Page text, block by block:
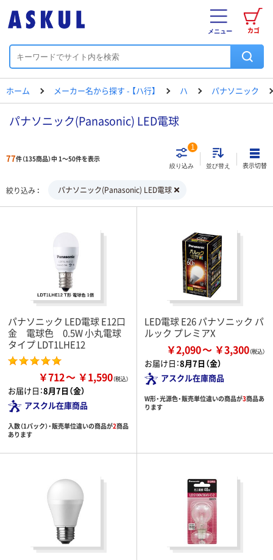
カゴ
メニュー
ホーム メーカー名から探す - 【ハ行】 ハ パナソニック
パナソニック(Panasonic) LED電球
77件（135商品）中 1～50件を表示
絞り込み
1
並び替え 表示切替
絞り込み パナソニック(Panasonic) LED電球
パナソニック LED電球 E12口
金 電球色 0.5W 小丸電球
タイプ LDT1LHE12
￥712 ￥1,590
お届け日：8月7日（金）
アスクル在庫商品
入数（1パック）・販売単位違いの商品が2商品
あります
LED電球 E26 パナソニック パ
ルック プレミアX
￥2,090 ￥3,300
お届け日：8月7日（金）
アスクル在庫商品
W形・光源色・販売単位違いの商品が3商品あ
ります